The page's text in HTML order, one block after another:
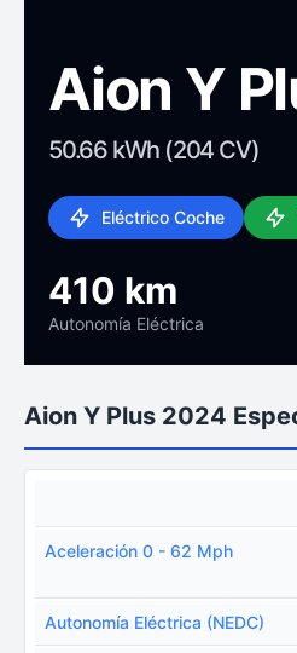
Aion Y
50.66 kWh (204 CV)
Eléctrico Coche
410 km
Autonomía Eléctrica
Aion Y Plus 2024
Aceleración 0 - 62 Mph
Autonomía Eléctrica (NEDC)